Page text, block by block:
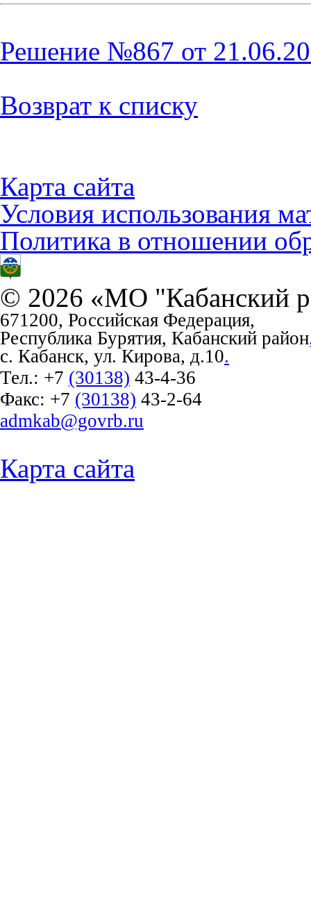
Решение №867 от
Возврат к списку
Карта сайта
Условия использования
Политика в отношении
© 2026 «МО "Кабанский
671200, Российская Федерация,
Республика Бурятия, Кабанский район
с. Кабанск, ул. Кирова, д.10.
Тел.: +7 (30138) 43-4-36
Факс: +7 (30138) 43-2-64
admkab@govrb.ru
Карта сайта